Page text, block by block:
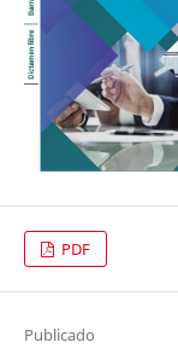
PDF
Publicado